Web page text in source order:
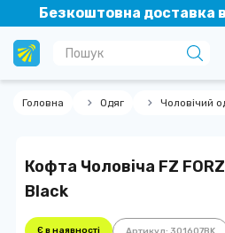
Безкоштовна доставка
Головна Одяг Чоловічий
Кофта Чоловіча FZ
Black
Є в наявності Артикул: 301607BK